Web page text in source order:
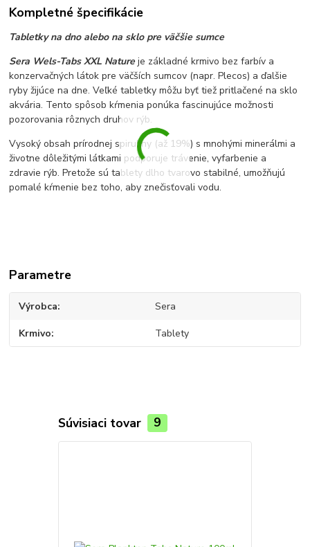
Kompletné špecifikácie
Tabletky na dno alebo na sklo pre väčšie sumce
Sera Wels-Tabs XXL Natureje základné krmivo bez farbív a
konzervačných látok pre väčších sumcov (napr. Plecos) a ďalšie
ryby žijúce na dne. Veľké tabletky môžu byť tiež pritlačené na sklo
akvária. Tento spôsob kŕmenia ponúka fascinujúce možnosti
pozorovania rôznych druhov rýb.
Vysoký obsah prírodnej spiruliny (až 19%) s mnohými minerálmi a
životne dôležitými látkami podporuje trávenie, vyfarbenie a
zdravie rýb. Pretože sú tablety dlho tvarovo stabilné, umožňujú
pomalé kŕmenie bez toho, aby znečisťovali vodu.
Parametre
Výrobca Sera
Krmivo Tablety
Súvisiaci tovar 9